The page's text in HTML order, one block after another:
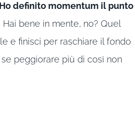
Ho definito momentum il punto
Hai bene in mente, no? Quel
e finisci per raschiare il fondo
peggiorare più di così non